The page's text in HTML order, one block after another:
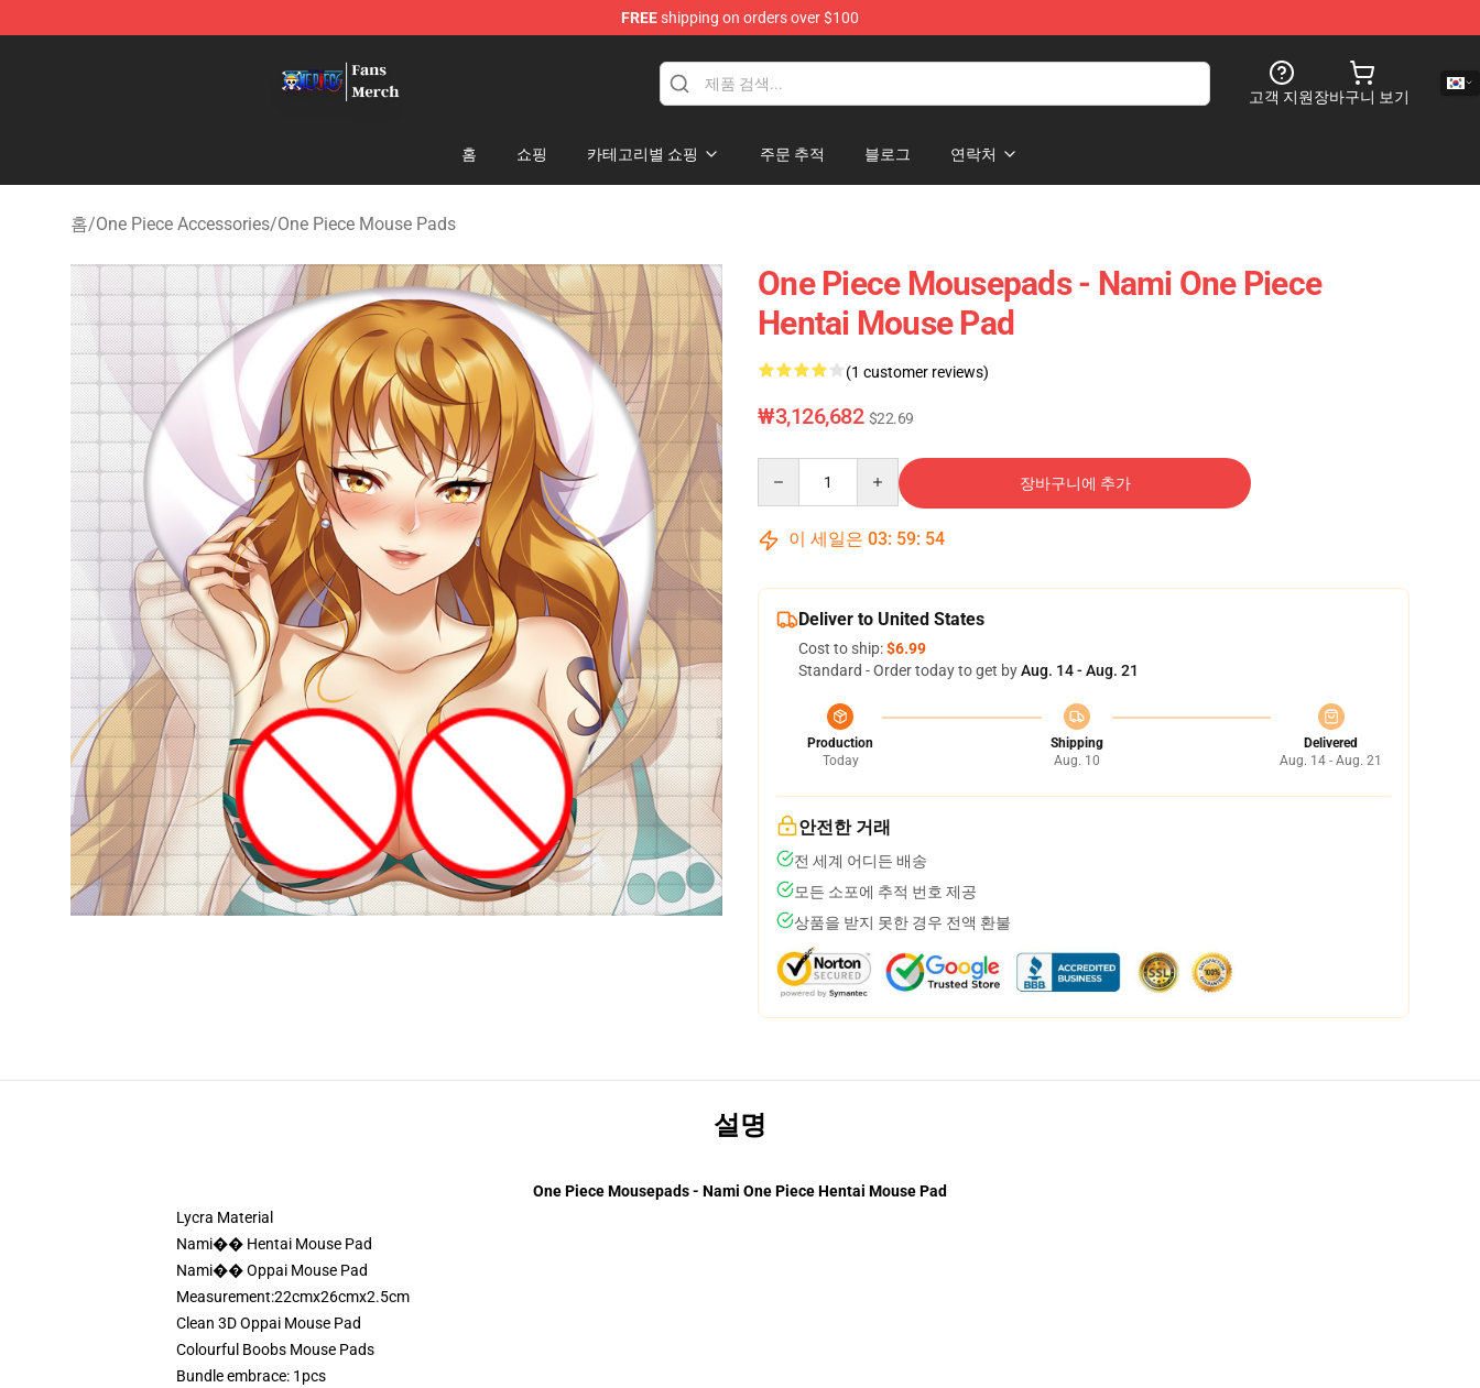
FREEshipping on orders over $100
고객 지원장바구니 보기
홈 쇼핑 카테고리별 쇼핑 주문 추적 블로그 연락처
홈/One Piece Accessories/One Piece Mouse Pads
One Piece Mousepads - Nami One Piece
Hentai Mouse Pad
(1 customer reviews)
₩3,126,682 $22.69
장바구니에 추가
이 세일은 03: 59: 53
Deliver to United States
Cost to ship:$6.99
Standard - Order today to get byAug. 14 - Aug. 21
Production
Today
Shipping
Aug. 10
Delivered
Aug. 14 - Aug. 21
안전한 거래
전 세계 어디든 배송
모든 소포에 추적 번호 제공
상품을 받지 못한 경우 전액 환불
설명
One Piece Mousepads - Nami One Piece Hentai Mouse Pad
Lycra Material
Nami�� Hentai Mouse Pad
Nami�� Oppai Mouse Pad
Measurement:22cmx26cmx2.5cm
Clean 3D Oppai Mouse Pad
Colourful Boobs Mouse Pads
Bundle embrace: 1pcs